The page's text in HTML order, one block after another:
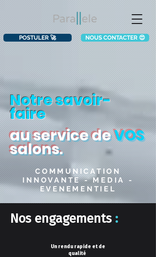
POSTULER 🚀 NOUS CONTACTER 😍
Notre savoir-
faire
au service deVOS
salons.
COMMUNICATION
INNOVANTE - MEDIA -
EVENEMENTIEL
Nos engagements :
Un rendu rapide et de
qualité